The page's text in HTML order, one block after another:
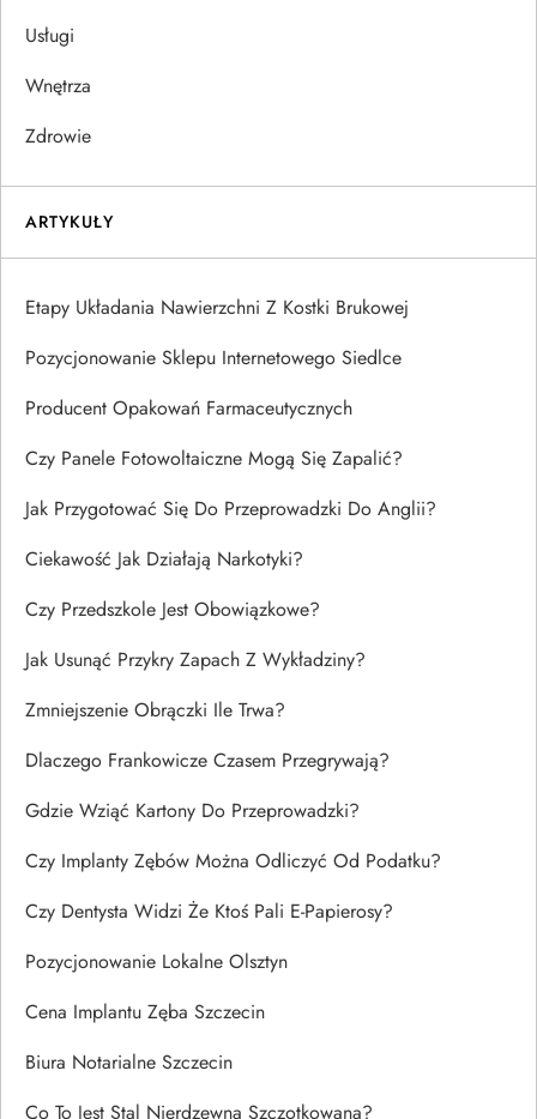
Usługi
Wnętrza
Zdrowie
ARTYKUŁY
Etapy Układania Nawierzchni Z Kostki Brukowej
Pozycjonowanie Sklepu Internetowego Siedlce
Producent Opakowań Farmaceutycznych
Czy Panele Fotowoltaiczne Mogą Się Zapalić?
Jak Przygotować Się Do Przeprowadzki Do Anglii?
Ciekawość Jak Działają Narkotyki?
Czy Przedszkole Jest Obowiązkowe?
Jak Usunąć Przykry Zapach Z Wykładziny?
Zmniejszenie Obrączki Ile Trwa?
Dlaczego Frankowicze Czasem Przegrywają?
Gdzie Wziąć Kartony Do Przeprowadzki?
Czy Implanty Zębów Można Odliczyć Od Podatku?
Czy Dentysta Widzi Że Ktoś Pali E-Papierosy?
Pozycjonowanie Lokalne Olsztyn
Cena Implantu Zęba Szczecin
Biura Notarialne Szczecin
Co To Jest Stal Nierdzewna Szczotkowana?